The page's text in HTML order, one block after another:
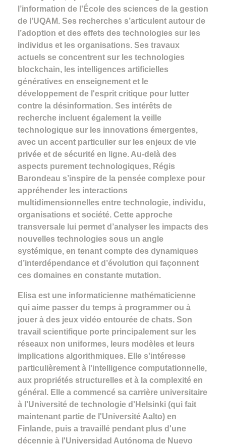
l’information de l'École des sciences de la gestion
de l’UQAM. Ses recherches s’articulent autour de
l’adoption et des effets des technologies sur les
individus et les organisations. Ses travaux
actuels se concentrent sur les technologies
blockchain, les intelligences artificielles
génératives en enseignement et le
développement de l'esprit critique pour lutter
contre la désinformation. Ses intérêts de
recherche incluent également la veille
technologique sur les innovations émergentes,
avec un accent particulier sur les enjeux de vie
privée et de sécurité en ligne. Au-delà des
aspects purement technologiques, Régis
Barondeau s’inspire de la pensée complexe pour
appréhender les interactions
multidimensionnelles entre technologie, individu,
organisations et société. Cette approche
transversale lui permet d’analyser les impacts des
nouvelles technologies sous un angle
systémique, en tenant compte des dynamiques
d’interdépendance et d’évolution qui façonnent
ces domaines en constante mutation.
Elisa est une informaticienne mathématicienne
qui aime passer du temps à programmer ou à
jouer à des jeux vidéo entourée de chats. Son
travail scientifique porte principalement sur les
réseaux non uniformes, leurs modèles et leurs
implications algorithmiques. Elle s'intéresse
particulièrement à l'intelligence computationnelle,
aux propriétés structurelles et à la complexité en
général. Elle a commencé sa carrière universitaire
à l'Université de technologie d'Helsinki (qui fait
maintenant partie de l'Université Aalto) en
Finlande, puis a travaillé pendant plus d'une
décennie à l'Universidad Autónoma de Nuevo